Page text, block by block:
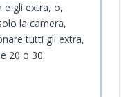
e gli extra, o,
la camera,
tutti gli extra,
20 o 30.